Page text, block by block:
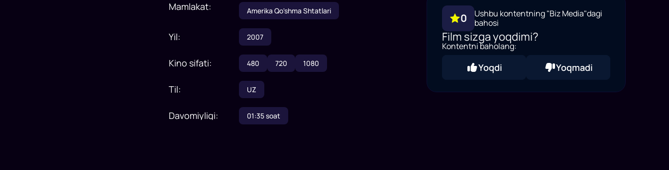
Mamlakat: Amerika Qo'shma Shtatlari
Yil: 2007
Kino sifati: 480 720 1080
Til: UZ
Davomiyligi: 01:35soat
0
Ushbu kontentning "Biz Media"dagi
bahosi
Film sizga yoqdimi?
Kontentni baholang:
Yoqdi Yoqmadi